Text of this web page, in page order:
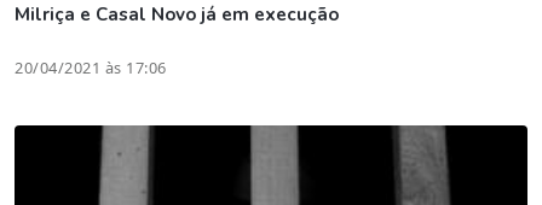
Milriça e Casal Novo já em execução
20/04/2021 às 17:06